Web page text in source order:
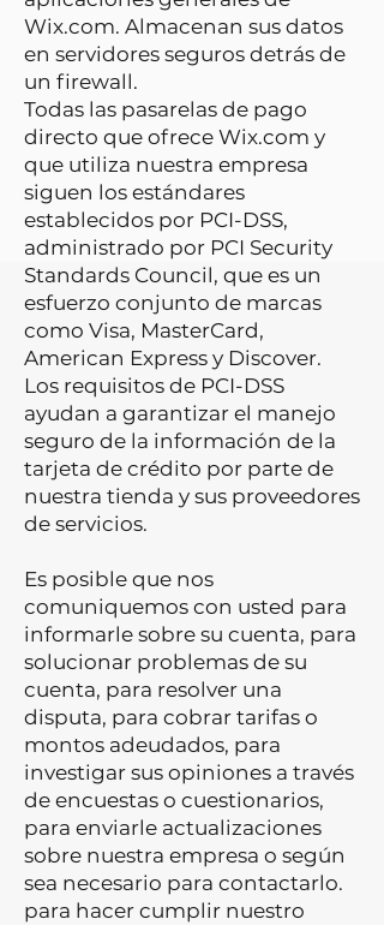
Wix.com. Almacenan sus datos
en servidores seguros detrás de
un firewall.
Todas las pasarelas de pago
directo que ofrece Wix.com y
que utiliza nuestra empresa
siguen los estándares
establecidos por PCI-DSS,
administrado por PCI Security
Standards Council, que es un
esfuerzo conjunto de marcas
como Visa, MasterCard,
American Express y Discover.
Los requisitos de PCI-DSS
ayudan a garantizar el manejo
seguro de la información de la
tarjeta de crédito por parte de
nuestra tienda y sus proveedores
de servicios.
Es posible que nos
comuniquemos con usted para
informarle sobre su cuenta, para
solucionar problemas de su
cuenta, para resolver una
disputa, para cobrar tarifas o
montos adeudados, para
investigar sus opiniones a través
de encuestas o cuestionarios,
para enviarle actualizaciones
sobre nuestra empresa o según
sea necesario para contactarlo.
para hacer cumplir nuestro